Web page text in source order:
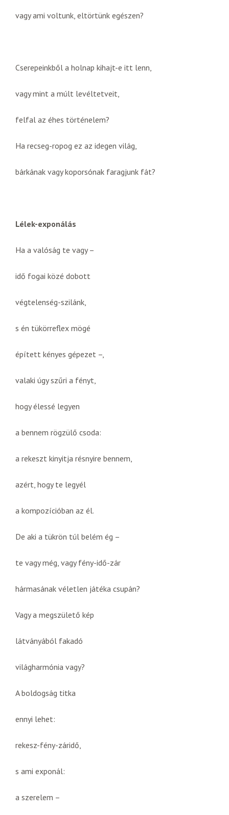
vagy ami voltunk, eltörtünk egészen?
Cserepeinkből a holnap kihajt-e itt lenn,
vagy mint a múlt levéltetveit,
felfal az éhes történelem?
Ha recseg-ropog ez az idegen világ,
bárkának vagy koporsónak faragjunk fát?
Lélek-exponálás
Ha a valóság te vagy –
idő fogai közé dobott
végtelenség-szilánk,
s én tükörreflex mögé
épített kényes gépezet –,
valaki úgy szűri a fényt,
hogy élessé legyen
a bennem rögzülő csoda:
a rekeszt kinyitja résnyire bennem,
azért, hogy te legyél
a kompozícióban az él.
De aki a tükrön túl belém ég –
te vagy még, vagy fény-idő-zár
hármasának véletlen játéka csupán?
Vagy a megszülető kép
látványából fakadó
világharmónia vagy?
A boldogság titka
ennyi lehet:
rekesz-fény-záridő,
s ami exponál:
a szerelem –